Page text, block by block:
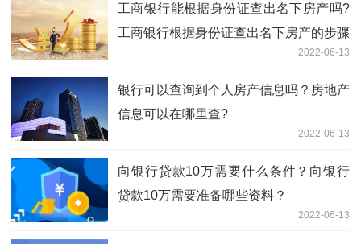
工商银行能根据身份证查出名下房产吗?
工商银行根据身份证查出名下房产的步骤
2022-06-13
银行可以查询到个人房产信息吗？房地产
信息可以在哪里查?
2022-06-13
向银行贷款10万需要什么条件？向银行
贷款10万需要准备哪些资料？
2022-06-13